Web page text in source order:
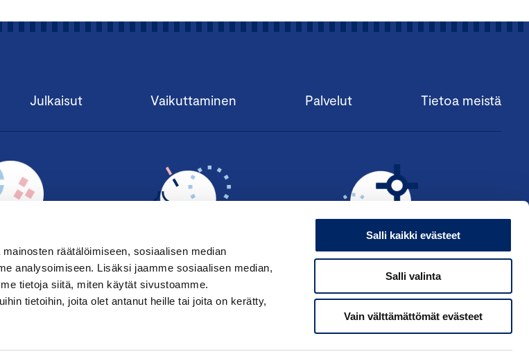
räätälöimiseen, sosiaalisen median
analysoimiseen. Lisäksi jaamme sosiaalisen median,
tietoja siitä, miten käytät sivustoamme.
tietoihin, joita olet antanut heille tai joita on kerätty,
Salli kaikki evästeet
Salli valinta
Vain välttämättömät evästeet
Julkaisut Vaikuttaminen Palvelut Tietoa meistä
› LIITY JÄSENEKSI › HAE ANSIOMERKKIÄ ›